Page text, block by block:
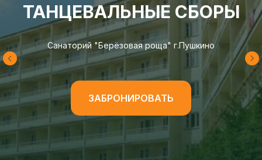
ТАНЦЕВАЛЬНЫЕ СБОРЫ
Санаторий "Берёзовая роща" г.Пушкино
ПОДРОБНЕЕ